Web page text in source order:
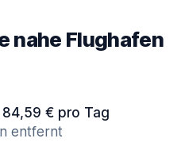
nahe Flughafen
84,59 € pro Tag
entfernt